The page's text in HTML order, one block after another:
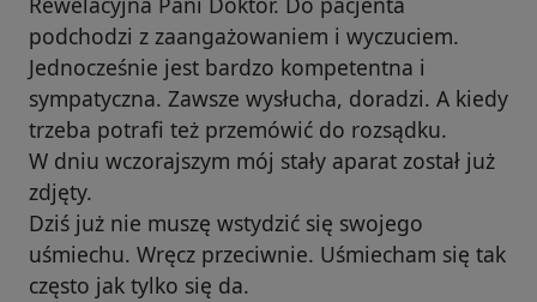
podchodzi z zaangażowaniem i wyczuciem.
Jednocześnie jest bardzo kompetentna i
sympatyczna. Zawsze wysłucha, doradzi. A kiedy
trzeba potrafi też przemówić do rozsądku.
W dniu wczorajszym mój stały aparat został już
zdjęty.
Dziś już nie muszę wstydzić się swojego
uśmiechu. Wręcz przeciwnie. Uśmiecham się tak
często jak tylko się da.